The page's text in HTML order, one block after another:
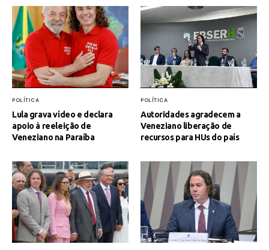
POLÍTICA
Lula grava vídeo e declara
apoio à reeleição de
Veneziano na Paraíba
POLÍTICA
Autoridades agradecem a
Veneziano liberação de
recursos para HUs do país